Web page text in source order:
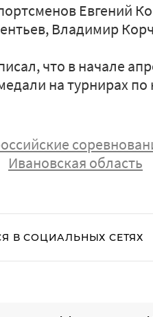
Евгений
Владимир
что в начале
на турнирах
Ивановская область
В СОЦИАЛЬНЫХ СЕТЯХ